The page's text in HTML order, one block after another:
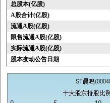
总股本(亿股)
A股合计(亿股)
流通A股(亿股)
限售流通A股(亿股)
实际流通A股(亿股)
股本变动公告日期